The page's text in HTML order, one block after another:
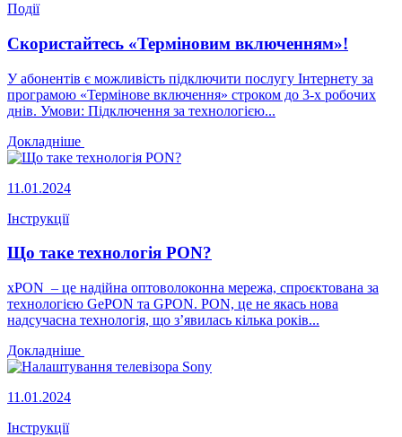
Події
Скористайтесь «Терміновим включенням»!
У абонентів є можливість підключити послугу Інтернету за
програмою «Термінове включення» строком до 3-х робочих
днів. Умови: Підключення за технологією...
Докладніше
11.01.2024
Інструкції
Що таке технологія PON?
xPON – це надійна оптоволоконна мережа, спроєктована за
технологією GePON та GPON. PON, це не якась нова
надсучасна технологія, що з’явилась кілька років...
Докладніше
11.01.2024
Інструкції